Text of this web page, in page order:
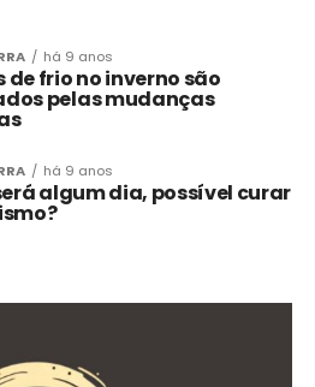
há 9 anos
de frio no inverno são
pelas mudanças
há 9 anos
algum dia, possível curar